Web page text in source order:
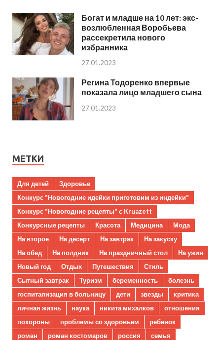
Богат и младше на 10 лет: экс-
возлюбленная Воробьева
рассекретила нового
избранника
27.01.2023
Регина Тодоренко впервые
показала лицо младшего сына
27.01.2023
МЕТКИ
Для детей
Здоровье
Конкурс "Новогодние идейки приготовим из индейки"
Конкурс "Новогодние рецепты" с Kruazett
Конкурсные рецепты
Красота Медицина
Мода
На второе
На десерт На завтрак
На закуску
На обед
На полдник На праздничный стол
На ужин
Новый год
Отдых Путешествия
Стиль
Сытный завтрак
Туризм беременность
болезнь
госпитализация в больницу
дети звезды
критика
личная жизнь
наука никита михалков
отношения
похороны
проблемы со здоровьем
ребенок
роман
роман костомаров россия
семья